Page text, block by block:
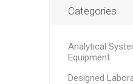
Categories
Analytical
Equipment
Designed